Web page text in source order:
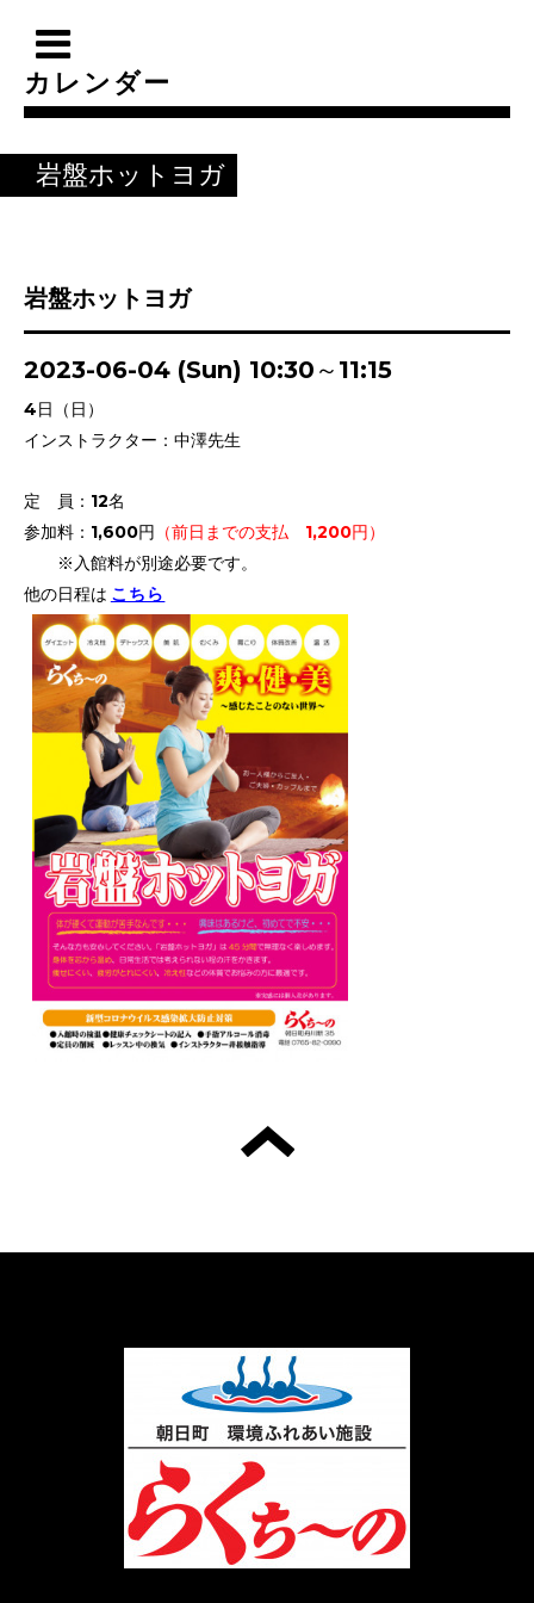
カレンダー
岩盤ホットヨガ
岩盤ホットヨガ
2023-06-04 (Sun) 10:30～11:15
4日（日）
インストラクター：中澤先生
定 員：12名
参加料：1,600円 （前日までの支払 1,200円）
※入館料が別途必要です。
他の日程は こちら